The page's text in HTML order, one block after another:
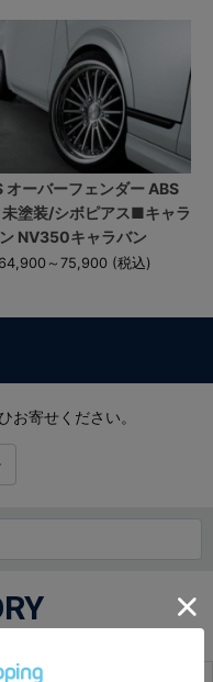
オーバーフェンダー ABS
未塗装/シボピアス■キャラ
NV350キャラバン
～75,900 (税込)
お寄せください。